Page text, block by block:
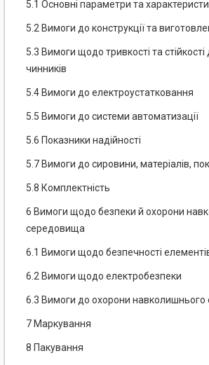
5.1 Основні параметри та
5.2 Вимоги до конструкції та
5.3 Вимоги щодо тривкості та стійкості
чинників
5.4 Вимоги до електроустатковання
5.5 Вимоги до системи автоматизації
5.6 Показники надійності
5.7 Вимоги до сировини, матеріалів,
5.8 Комплектність
6 Вимоги щодо безпеки й охорони
середовища
6.1 Вимоги щодо безпечності
6.2 Вимоги щодо електробезпеки
6.3 Вимоги до охорони
7 Маркування
8 Пакування